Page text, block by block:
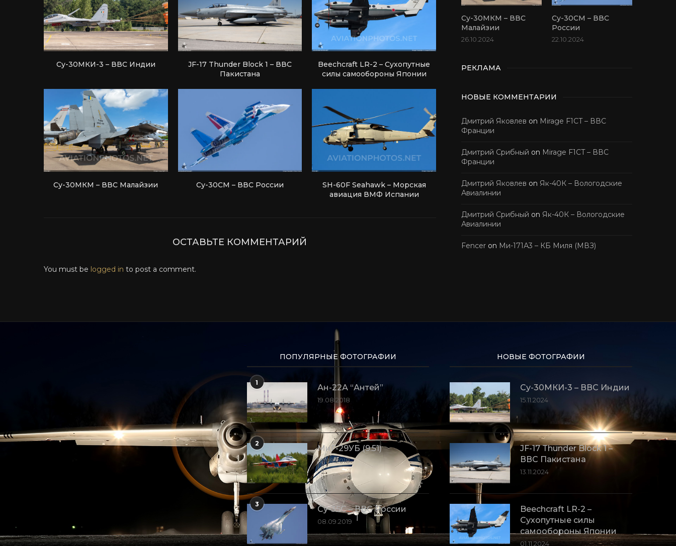
Су-30МКИ-3 – ВВС Индии
JF-17 Thunder Block 1 – ВВС
Пакистана
Beechcraft LR-2 – Сухопутные
силы самообороны Японии
Су-30МКМ – ВВС Малайзии Су-30СМ – ВВС России
SH-60F Seahawk – Морская
авиация ВМФ Испании
ОСТАВЬТЕ КОММЕНТАРИЙ
You must be logged in to post a comment.
Су-30МКМ – ВВС
Малайзии
26.10.2024
Су-30СМ – ВВС
России
22.10.2024
РЕКЛАМА
НОВЫЕ КОММЕНТАРИИ
Дмитрий Яковлев on Mirage F1CT – ВВС
Франции
Дмитрий Срибный on Mirage F1CT – ВВС
Франции
Дмитрий Яковлев on Як-40К – Вологодские
Авиалинии
Дмитрий Срибный on Як-40К – Вологодские
Авиалинии
Fencer on Ми-171А3 – КБ Миля (МВЗ)
ПОПУЛЯРНЫЕ ФОТОГРАФИИ
1
Ан-22А “Антей”
19.08.2018
2
МиГ-29УБ (9.51)
10.09.2018
3
Су-35С – ВВС России
08.09.2019
НОВЫЕ ФОТОГРАФИИ
Су-30МКИ-3 – ВВС Индии
15.11.2024
JF-17 Thunder Block 1 –
ВВС Пакистана
13.11.2024
Beechcraft LR-2 –
Сухопутные силы
самообороны Японии
01.11.2024